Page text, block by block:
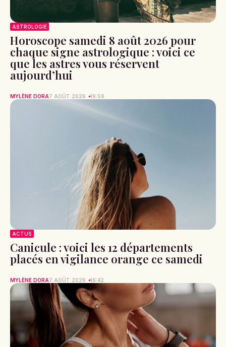
ASTROLOGIE
Horoscope samedi 8 août 2026 pour
chaque signe astrologique : voici ce
que les astres vous réservent
aujourd’hui
MYLÈNE DORA7 AOÛT 2026 19:59
ACTUS
Canicule : voici les 12 départements
placés en vigilance orange ce samedi
MYLÈNE DORA7 AOÛT 2026 16:42